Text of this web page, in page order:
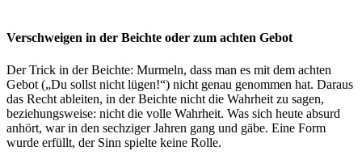
Verschweigen in der Beichte oder zum achten Gebot
Der Trick in der Beichte: Murmeln, dass man es mit dem achten
Gebot („Du sollst nicht lügen!“) nicht genau genommen hat. Daraus
das Recht ableiten, in der Beichte nicht die Wahrheit zu sagen,
beziehungsweise: nicht die volle Wahrheit. Was sich heute absurd
anhört, war in den sechziger Jahren gang und gäbe. Eine Form
wurde erfüllt, der Sinn spielte keine Rolle.